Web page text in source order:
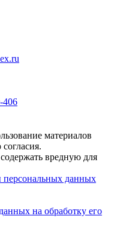
406
материалов
вредную для
данных
на обработку его